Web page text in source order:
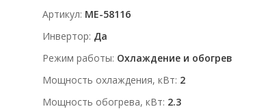
Артикул ME-58116
Инвертор Да
Режим работы Охлаждение и обогрев
Мощность охлаждения, кВт 2
Мощность обогрева, кВт 2.3